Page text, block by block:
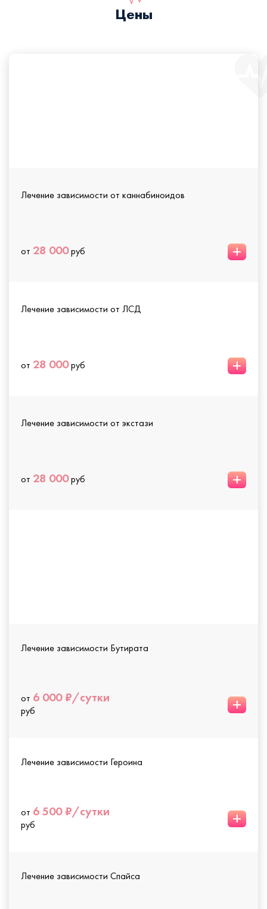
Цены
Лечение зависимости от каннабиноидов
от 28 000руб +
Лечение зависимости от ЛСД
от 28 000руб +
Лечение зависимости от экстази
от 28 000руб +
Лечение зависимости Бутирата
от 6 000 ₽/сутки
руб +
Лечение зависимости Героина
от 6 500 ₽/сутки
руб +
Лечение зависимости Спайса